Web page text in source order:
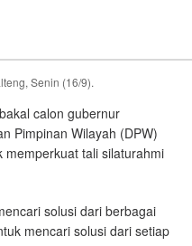
Senin (16/9).
calon gubernur
Pimpinan Wilayah (DPW)
memperkuat tali silaturahmi
solusi dari berbagai
mencari solusi dari setiap